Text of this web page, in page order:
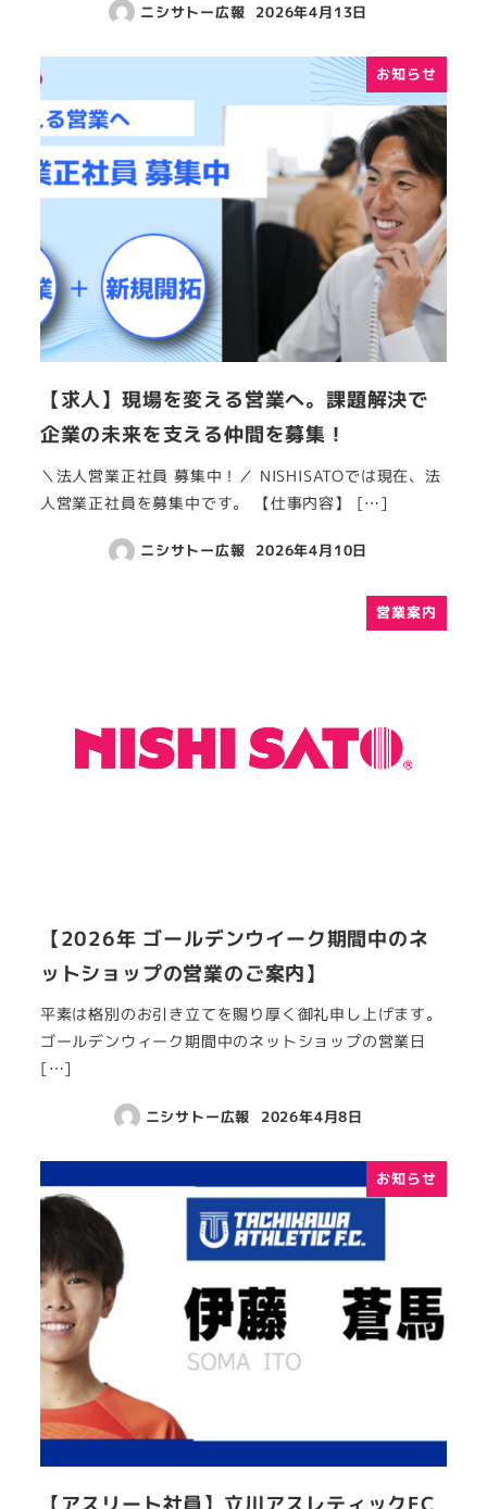
ニシサトー広報 2026年4月13日
お知らせ
【求人】現場を変える営業へ。課題解決で
企業の未来を支える仲間を募集！
＼法人営業正社員 募集中！／ NISHISATOでは現在、法
人営業正社員を募集中です。 【仕事内容】 […]
ニシサトー広報 2026年4月10日
営業案内
【2026年 ゴールデンウイーク期間中のネ
ットショップの営業のご案内】
平素は格別のお引き立てを賜り厚く御礼申し上げます。
ゴールデンウィーク期間中のネットショップの営業日
[…]
ニシサトー広報 2026年4月8日
お知らせ